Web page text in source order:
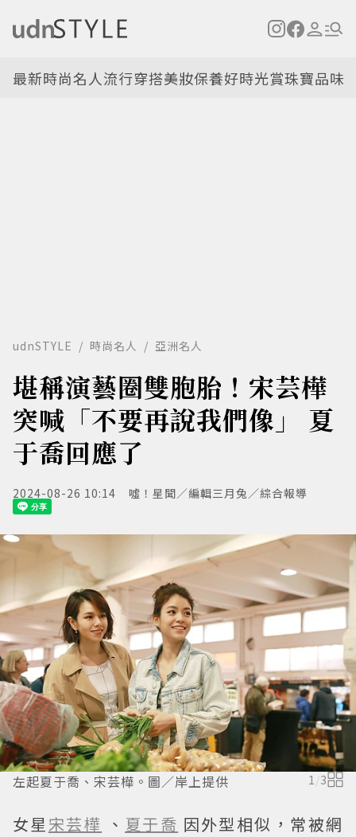
最新時尚名人流行穿搭美妝保養好時光賞珠寶品味
udnSTYLE 時尚名人 亞洲名人
堪稱演藝圈雙胞胎！宋芸樺
突喊「不要再說我們像」 夏
于喬回應了
2024-08-26 10:14 噓！星聞／編輯三月兔／綜合報導
左起夏于喬、宋芸樺。圖／岸上提供 1/3
女星 宋芸樺 、 夏于喬 因外型相似，常被網